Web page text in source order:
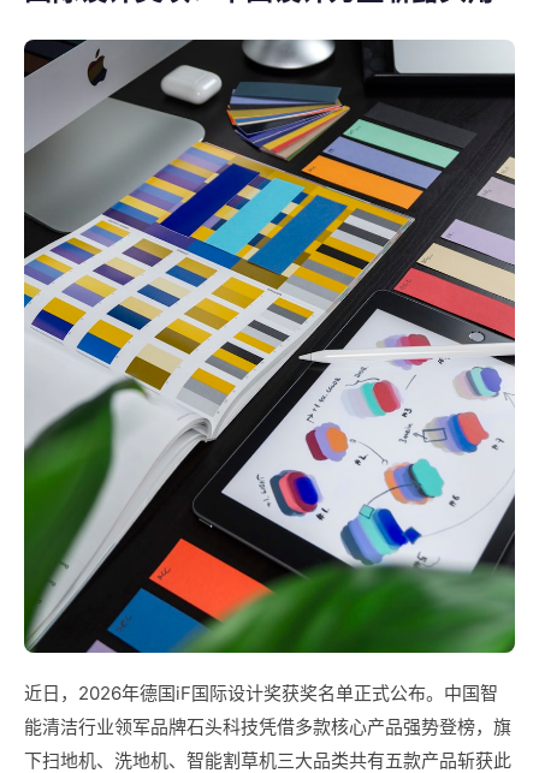
近日，2026年德国iF国际设计奖获奖名单正式公布。中国智
能清洁行业领军品牌石头科技凭借多款核心产品强势登榜，旗
下扫地机、洗地机、智能割草机三大品类共有五款产品斩获此